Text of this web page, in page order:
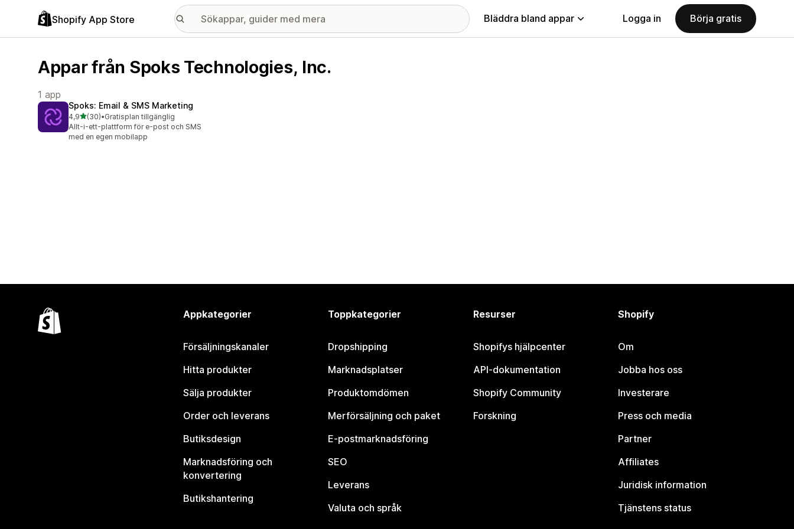
Shopify App Store Bläddra bland appar Logga in Börja gratis
Appar från Spoks Technologies, Inc.
1 app
Spoks: Email & SMS Marketing
4,9av 5 stjärnor
(30)
30 recensioner totalt
•Gratisplan tillgänglig
Allt-i-ett-plattform för e-post och SMS
med en egen mobilapp
Appkategorier
Försäljningskanaler
Hitta produkter
Sälja produkter
Order och leverans
Butiksdesign
Marknadsföring och
konvertering
Butikshantering
Toppkategorier
Dropshipping
Marknadsplatser
Produktomdömen
Merförsäljning och paket
E-postmarknadsföring
SEO
Leverans
Valuta och språk
Resurser
Shopifys hjälpcenter
API-dokumentation
Shopify Community
Forskning
Shopify
Om
Jobba hos oss
Investerare
Press och media
Partner
Affiliates
Juridisk information
Tjänstens status